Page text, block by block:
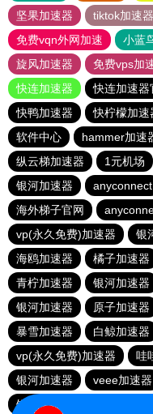
坚果加速器
tiktok加速器
免费vqn外网加速
小蓝
旋风加速器
免费vps加
快连加速器
快连加速器
快鸭加速器
快柠檬加速
软件中心
hammer加速
纵云梯加速器
1元机场
银河加速器
anyconnect
海外梯子官网
vp(永久免费)加速器
银
海鸥加速器
橘子加速器
青柠加速器
银河加速器
银河加速器
原子加速器
暴雪加速器
白鲸加速器
vp(永久免费)加速器
哇
银河加速器
veee加速器
银河加速器